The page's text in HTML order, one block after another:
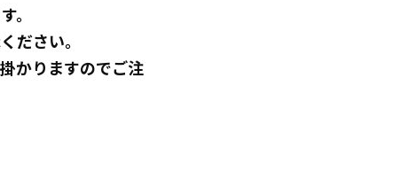
。
ださい。
かりますのでご注